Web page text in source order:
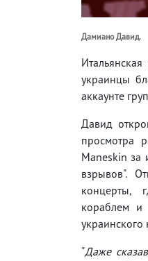
Дамиано Давид.
украинцы
аккаунте
Давид
просмотра
Maneskin за
взрывов".
концерты,
кораблем и
украинского
"Даже